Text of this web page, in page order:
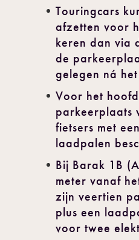
Touringcars
afzetten voor
keren dan via
de
gelegen ná
Voor het
parkeerplaats
fietsers met
laadpalen
Bij Barak 1B
meter vanaf
zijn veertien
plus een
voor twee